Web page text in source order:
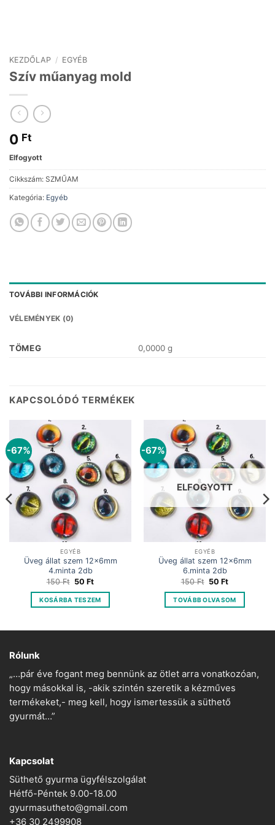
KEZDŐLAP / EGYÉB
Szív műanyag mold
0 Ft
Elfogyott
Cikkszám: SZMŰAM
Kategória: Egyéb
TOVÁBBI INFORMÁCIÓK
VÉLEMÉNYEK (0)
TÖMEG 0,0000 g
KAPCSOLÓDÓ TERMÉKEK
-67%
EGYÉB
Üveg állat szem 12x6mm
4.minta 2db
150Ft Original
price
was:
150 Ft.
50FtCurrent
is:
50 Ft.
KOSÁRBA TESZEM
-67%
ELFOGYOTT
EGYÉB
Üveg állat szem 12x6mm
6.minta 2db
150Ft Original
price
was:
150 Ft.
50FtCurrent
is:
50 Ft.
TOVÁBB OLVASOM
Rólunk
„…pár éve fogant meg bennünk az ötlet arra vonatkozóan,
hogy másokkal is, -akik szintén szeretik a kézműves
termékeket,- meg kell, hogy ismertessük a süthető
gyurmát…”
Kapcsolat
Süthető gyurma ügyfélszolgálat
Hétfő-Péntek 9.00-18.00
gyurmasutheto@gmail.com
+36 30 2499908